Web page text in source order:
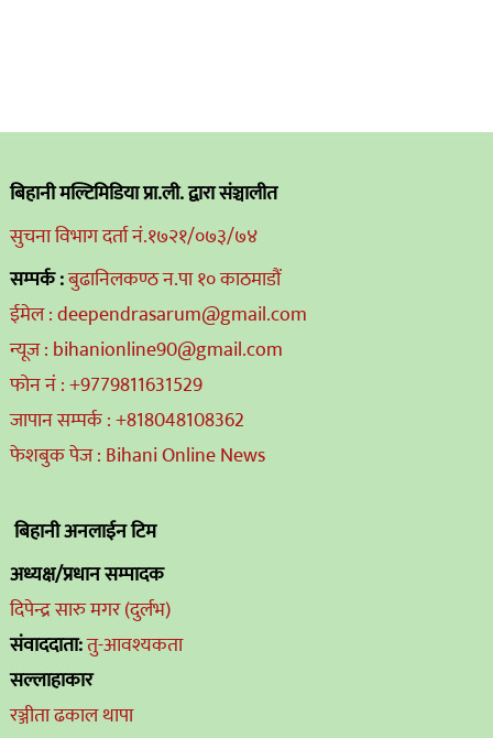
बिहानी मल्टिमिडिया प्रा.ली. द्वारा संञ्चालीत
सुचना विभाग दर्ता नं.१७२१/०७३/७४
सम्पर्क :बुढानिलकण्ठ न.पा १० काठमाडौं
ईमेल : deependrasarum@gmail.com
न्यूज : bihanionline90@gmail.com
फोन नं : +9779811631529
जापान सम्पर्क : +818048108362
फेशबुक पेज : Bihani Online News
बिहानी अनलाईन टिम
अध्यक्ष/प्रधान सम्पादक
दिपेन्द्र सारु मगर (दुर्लभ)
संवाददाता:तु-आवश्यकता
सल्लाहाकार
रञ्जीता ढकाल थापा